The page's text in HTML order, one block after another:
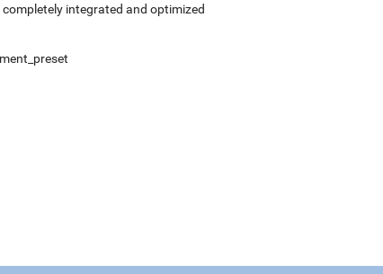
integrated and optimized